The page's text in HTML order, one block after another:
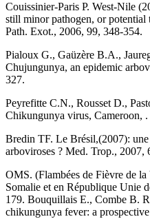
Couissinier-Paris P. West-Nile
still minor pathogen, or
Path. Exot., 2006, 99, 348-354.
Pialoux G., Gaüzère B.A.,
Chujungunya, an epidemic
327.
Peyrefitte C.N., Rousset D.,
Chikungunya virus, Cameroon, .
Bredin TF. Le Brésil,(2007):
arboviroses ? Med. Trop., 2007,
OMS. (Flambées de Fièvre de
Somalie et en République Unie
179. Bouquillais E., Combe B.
chikungunya fever: a